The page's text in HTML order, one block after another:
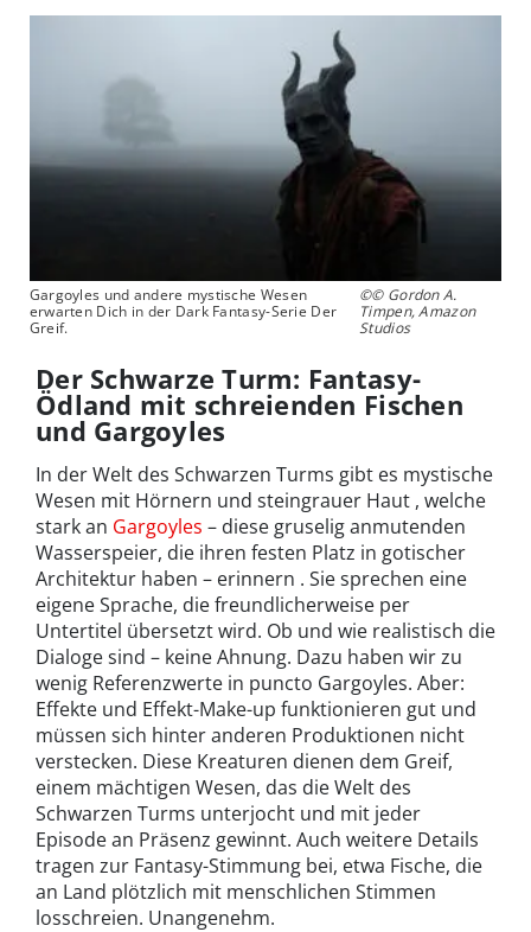
Gargoyles und andere mystische Wesen
erwarten Dich in der Dark Fantasy-Serie Der
Greif.
©© Gordon A.
Timpen, Amazon
Studios
Der Schwarze Turm: Fantasy-
Ödland mit schreienden Fischen
und Gargoyles
In der Welt des Schwarzen Turms gibt es mystische
Wesen mit Hörnern und steingrauer Haut , welche
stark an Gargoyles – diese gruselig anmutenden
Wasserspeier, die ihren festen Platz in gotischer
Architektur haben – erinnern . Sie sprechen eine
eigene Sprache, die freundlicherweise per
Untertitel übersetzt wird. Ob und wie realistisch die
Dialoge sind – keine Ahnung. Dazu haben wir zu
wenig Referenzwerte in puncto Gargoyles. Aber:
Effekte und Effekt-Make-up funktionieren gut und
müssen sich hinter anderen Produktionen nicht
verstecken. Diese Kreaturen dienen dem Greif,
einem mächtigen Wesen, das die Welt des
Schwarzen Turms unterjocht und mit jeder
Episode an Präsenz gewinnt. Auch weitere Details
tragen zur Fantasy-Stimmung bei, etwa Fische, die
an Land plötzlich mit menschlichen Stimmen
losschreien. Unangenehm.